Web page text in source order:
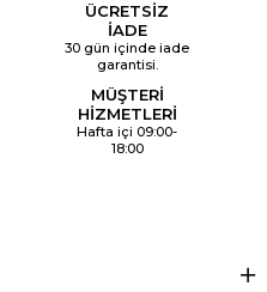
ÜCRETSİZ
İADE
30 gün içinde iade
garantisi.
MÜŞTERİ
HİZMETLERİ
Hafta içi 09:00-
18:00